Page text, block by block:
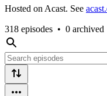
Hosted on Acast. See
318 episodes • 0 archived